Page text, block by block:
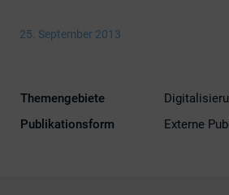
25. September 2013
Themengebiete
Publikationsform
Externe